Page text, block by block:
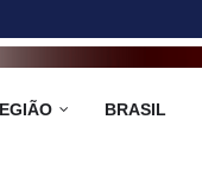
BRASIL